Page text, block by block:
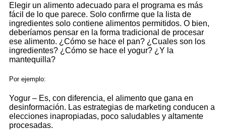
Elegir un alimento adecuado para el programa es más
fácil de lo que parece. Solo confirme que la lista de
ingredientes solo contiene alimentos permitidos. O bien,
deberíamos pensar en la forma tradicional de procesar
ese alimento. ¿Cómo se hace el pan? ¿Cuales son los
ingredientes? ¿Cómo se hace el yogur? ¿Y la
mantequilla?
Por ejemplo:
Yogur – Es, con diferencia, el alimento que gana en
desinformación. Las estrategias de marketing conducen a
elecciones inapropiadas, poco saludables y altamente
procesadas.